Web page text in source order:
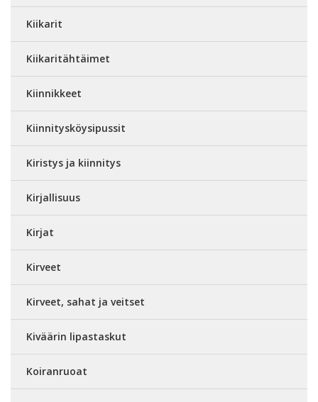
Kiikarit
Kiikaritähtäimet
Kiinnikkeet
Kiinnitysköysipussit
Kiristys ja kiinnitys
Kirjallisuus
Kirjat
Kirveet
Kirveet, sahat ja veitset
Kiväärin lipastaskut
Koiranruoat